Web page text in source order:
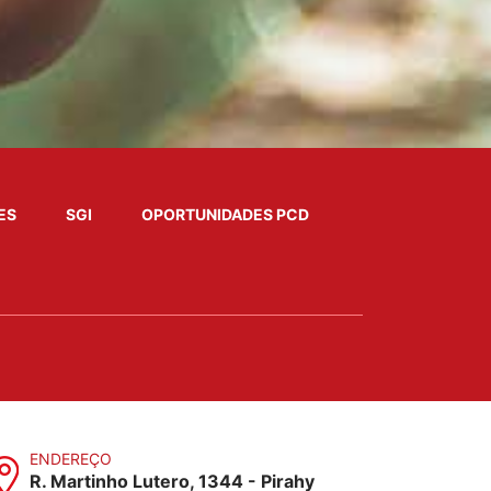
SGI OPORTUNIDADES PCD
ENDEREÇO
R. Martinho Lutero, 1344 - Pirahy